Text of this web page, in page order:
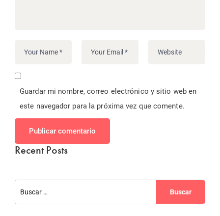
Guardar mi nombre, correo electrónico y sitio web en
este navegador para la próxima vez que comente.
Publicar comentario
Recent Posts